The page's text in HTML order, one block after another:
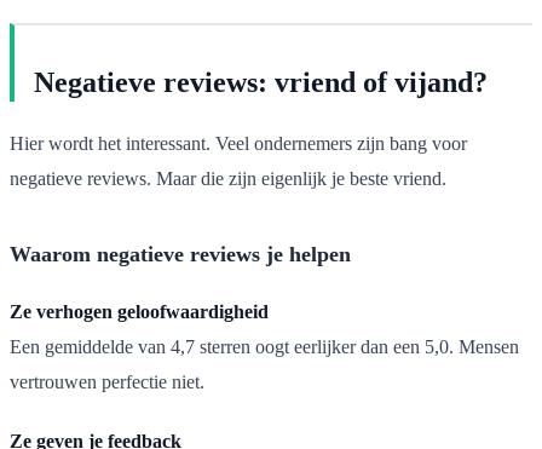
Negatieve reviews: vriend of vijand?
Hier wordt het interessant. Veel ondernemers zijn bang voor
negatieve reviews. Maar die zijn eigenlijk je beste vriend.
Waarom negatieve reviews je helpen
Ze verhogen geloofwaardigheid
Een gemiddelde van 4,7 sterren oogt eerlijker dan een 5,0. Mensen
vertrouwen perfectie niet.
Ze geven je feedback